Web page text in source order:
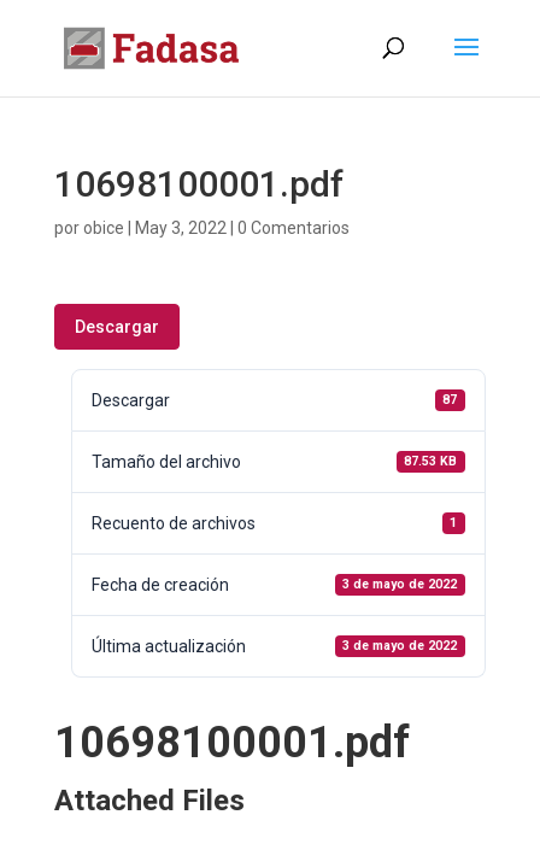
10698100001.pdf
porobice May 3, 2022 0 Comentarios
Descargar
Descargar 87
Tamaño del archivo 87.53 KB
Recuento de archivos 1
Fecha de creación 3 de mayo de 2022
Última actualización 3 de mayo de 2022
10698100001.pdf
Attached Files